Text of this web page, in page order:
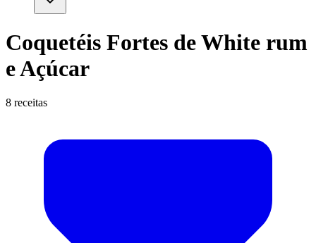
Coquetéis Fortes de White rum
e Açúcar
8 receitas